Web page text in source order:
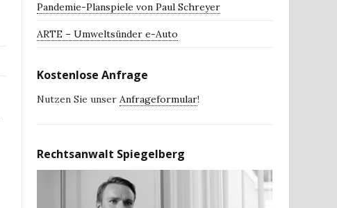
Pandemie-Planspiele von Paul Schreyer
ARTE – Umweltsünder e-Auto
Kostenlose Anfrage
Nutzen Sie unser Anfrageformular!
Rechtsanwalt Spiegelberg